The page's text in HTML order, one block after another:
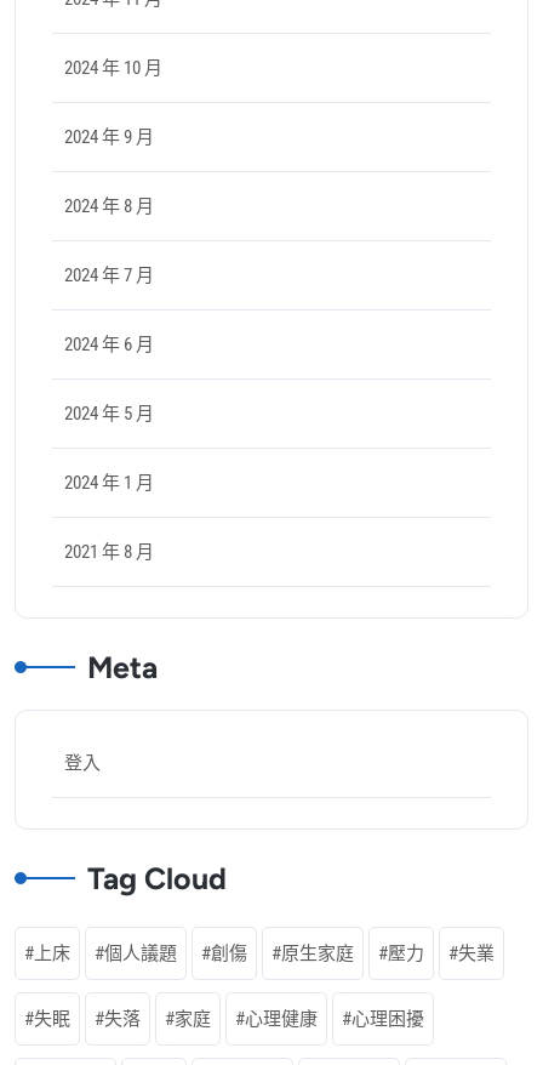
2024 年 10 月
2024 年 9 月
2024 年 8 月
2024 年 7 月
2024 年 6 月
2024 年 5 月
2024 年 1 月
2021 年 8 月
Meta
登入
Tag Cloud
上床 個人議題 創傷 原生家庭 壓力 失業
失眠 失落 家庭 心理健康 心理困擾